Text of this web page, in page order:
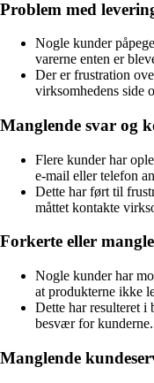
Problem med
Nogle kunder
varerne enten er
Der er frustration
virksomhedens side
Manglende svar og
Flere kunder har
e-mail eller telefon
Dette har ført til
måttet kontakte
Forkerte eller
Nogle kunder har
at produkterne ikke
Dette har resulteret i
besvær for kunderne.
Manglende